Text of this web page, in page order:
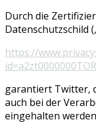
Durch die
Datenschutzschild
https://
garantiert Twitter,
auch bei der
eingehalten